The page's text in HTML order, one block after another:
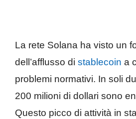
La rete Solana ha visto un
dell’afflusso di stablecoin a
problemi normativi. In soli
200 milioni di dollari sono
Questo picco di attività in